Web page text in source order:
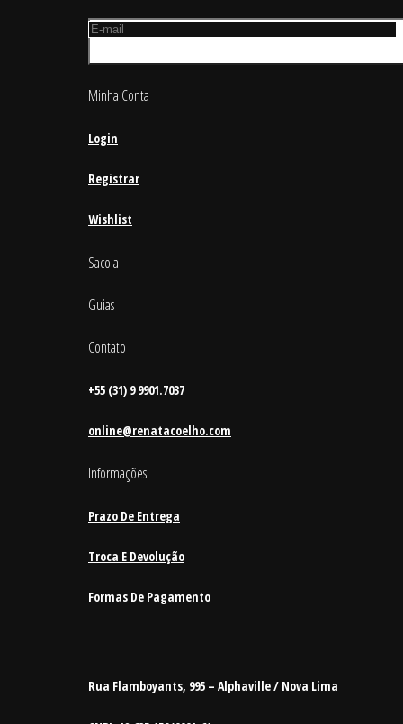
Minha Conta
Login
Registrar
Wishlist
Sacola
Guias
Contato
+55 (31) 9 9901.7037
online@renatacoelho.com
Informações
Prazo De Entrega
Troca E Devolução
Formas De Pagamento
Rua Flamboyants, 995 – Alphaville / Nova Lima